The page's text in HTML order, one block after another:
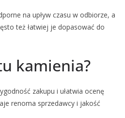
na upływ czasu w odbiorze, a
też łatwiej je dopasować do
kamienia?
zakupu i ułatwia ocenę
renoma sprzedawcy i jakość